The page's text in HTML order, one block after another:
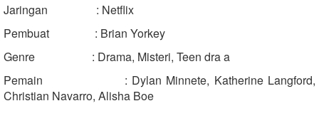
Jaringan : Netflix
Pembuat : Brian Yorkey
Genre : Drama, Misteri, Teen dra a
Pemain : Dylan Minnete, Katherine Langford,
Christian Navarro, Alisha Boe